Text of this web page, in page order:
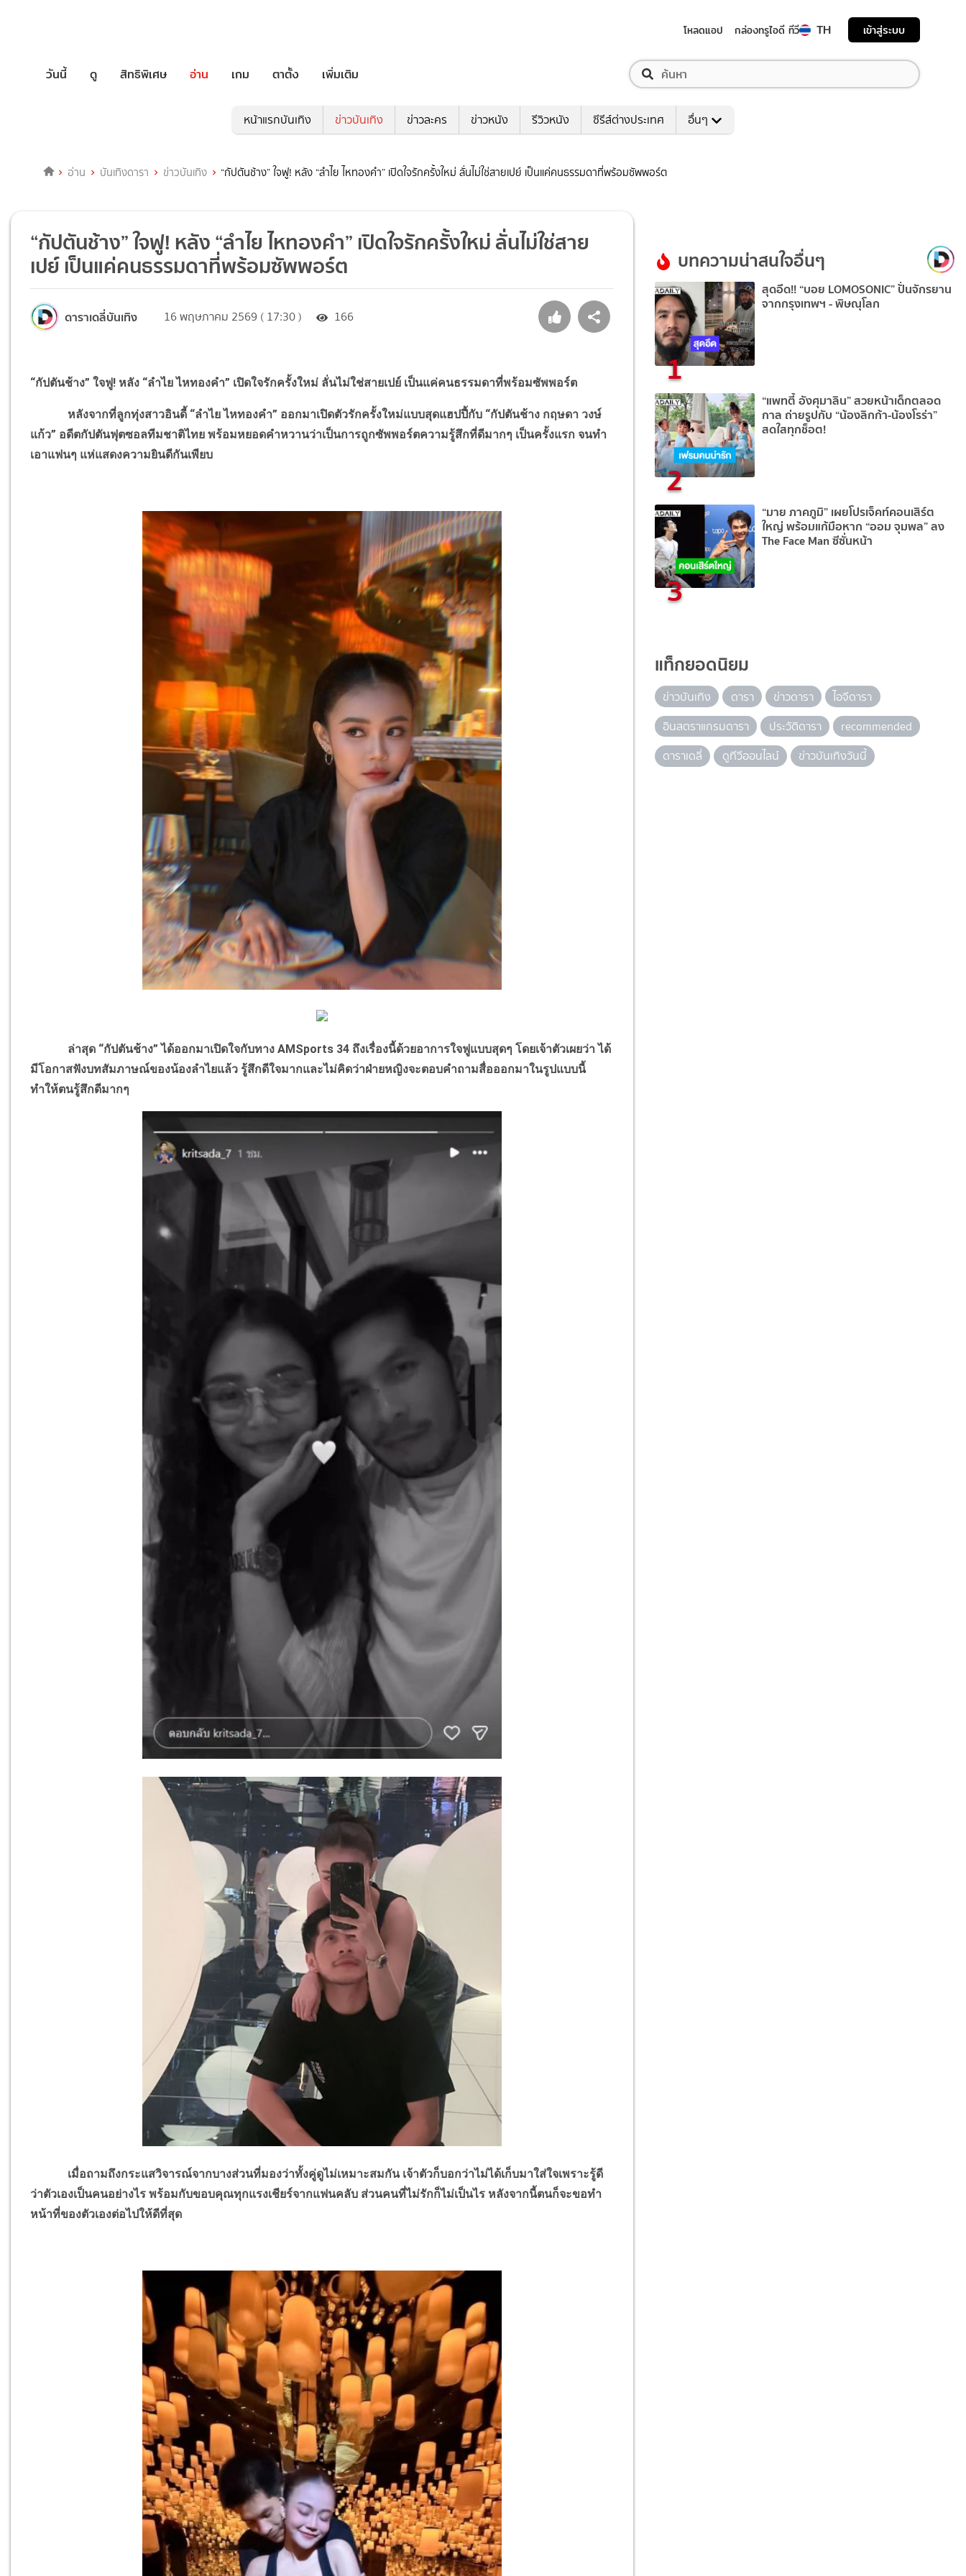
โหลดแอป กล่องทรูไอดี ทีวี TH เข้าสู่ระบบ
วันนี้ ดู สิทธิพิเศษ อ่าน เกม ตาตั้ง เพิ่มเติม
หน้าแรกบันเทิง ข่าวบันเทิง ข่าวละคร ข่าวหนัง รีวิวหนัง ซีรีส์ต่างประเทศ อื่นๆ
อ่าน บันเทิงดารา ข่าวบันเทิง “กัปตันช้าง” ใจฟู! หลัง “ลำไย ไหทองคำ” เปิดใจรักครั้งใหม่ ลั่นไม่ใช่สายเปย์ เป็นแค่คนธรรมดาที่พร้อมซัพพอร์ต
“กัปตันช้าง” ใจฟู! หลัง “ลำไย ไหทองคำ” เปิดใจรักครั้งใหม่ ลั่นไม่ใช่สาย
เปย์ เป็นแค่คนธรรมดาที่พร้อมซัพพอร์ต
ดาราเดลี่บันเทิง 16 พฤษภาคม 2569 ( 17:30 ) 166
“กัปตันช้าง” ใจฟู! หลัง “ลำไย ไหทองคำ” เปิดใจรักครั้งใหม่ ลั่นไม่ใช่สายเปย์ เป็นแค่คนธรรมดาที่พร้อมซัพพอร์ต
หลังจากที่ลูกทุ่งสาวอินดี้ “ลำไย ไหทองคำ” ออกมาเปิดตัวรักครั้งใหม่แบบสุดแฮปปี้กับ “กัปตันช้าง กฤษดา วงษ์
แก้ว” อดีตกัปตันฟุตซอลทีมชาติไทย พร้อมหยอดคำหวานว่าเป็นการถูกซัพพอร์ตความรู้สึกที่ดีมากๆ เป็นครั้งแรก จนทำ
เอาแฟนๆ แห่แสดงความยินดีกันเพียบ
ล่าสุด “กัปตันช้าง” ได้ออกมาเปิดใจกับทาง AMSports 34 ถึงเรื่องนี้ด้วยอาการใจฟูแบบสุดๆ โดยเจ้าตัวเผยว่า ได้
มีโอกาสฟังบทสัมภาษณ์ของน้องลำไยแล้ว รู้สึกดีใจมากและไม่คิดว่าฝ่ายหญิงจะตอบคำถามสื่อออกมาในรูปแบบนี้
ทำให้ตนรู้สึกดีมากๆ
เมื่อถามถึงกระแสวิจารณ์จากบางส่วนที่มองว่าทั้งคู่ดูไม่เหมาะสมกัน เจ้าตัวก็บอกว่าไม่ได้เก็บมาใส่ใจเพราะรู้ดี
ว่าตัวเองเป็นคนอย่างไร พร้อมกับขอบคุณทุกแรงเชียร์จากแฟนคลับ ส่วนคนที่ไม่รักก็ไม่เป็นไร หลังจากนี้ตนก็จะขอทำ
หน้าที่ของตัวเองต่อไปให้ดีที่สุด
บทความน่าสนใจอื่นๆ
1
สุดอึด!! “บอย LOMOSONIC” ปั่นจักรยาน
จากกรุงเทพฯ - พิษณุโลก
2
“แพทตี้ อังศุมาลิน” สวยหน้าเด็กตลอด
กาล ถ่ายรูปกับ “น้องลิกก้า-น้องโรร่า”
สดใสทุกช็อต!
3
“มาย ภาคภูมิ” เผยโปรเจ็คท์คอนเสิร์ต
ใหญ่ พร้อมแก้มือหาก “ออม จุมพล” ลง
The Face Man ซีซั่นหน้า
แท็กยอดนิยม
ข่าวบันเทิง ดารา ข่าวดารา
ไอจีดารา
อินสตราแกรมดารา
ประวัติดารา
recommended
ดาราเดลี่
ดูทีวีออนไลน์ ข่าวบันเทิงวันนี้